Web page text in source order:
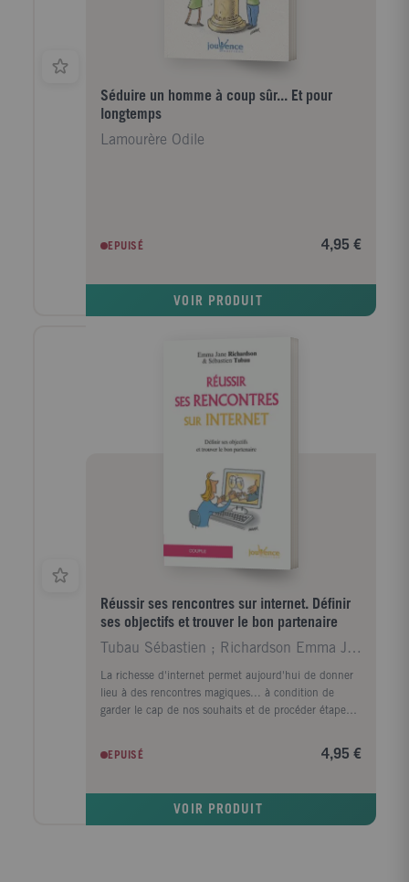
et devenir soi même que par le lien vivant à l'autre.
Traduit de l'américain par Chantal et Antoine
Séduire un homme à coup sûr... Et pour
longtemps
Lamourère Odile
EPUISÉ 4,95 €
VOIR PRODUIT
Réussir ses rencontres sur internet. Définir
ses objectifs et trouver le bon partenaire
Tubau Sébastien ; Richardson Emma Jane
La richesse d'internet permet aujourd'hui de donner
lieu à des rencontres magiques... à condition de
garder le cap de nos souhaits et de procéder étape
rencontres en fonction ; mettre en avant ce que vous
vos chances d'aboutir à des rencontres harmonieuses
EPUISÉ 4,95 €
VOIR PRODUIT